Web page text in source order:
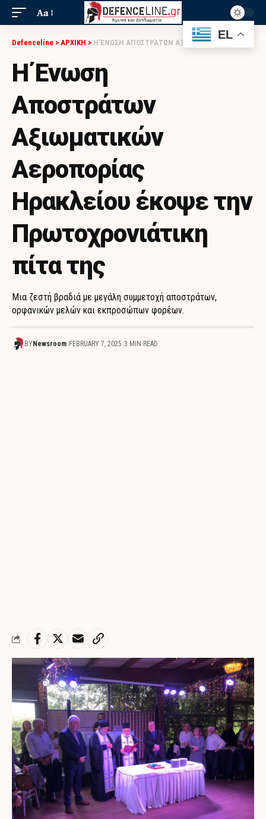
Aa
Defenceline > ΑΡΧΙΚΗ > Η ΈΝΩΣΗ ΑΠΟΣΤΡΆΤΩΝ ΑΞΙΩΜΑΤΙΚΏΝ ΑΕΡΟΠΟΡΊΑΣ ΗΡΑΚΛΕΊΟΥ ΈΚΟΨΕ ΤΗΝ ΠΡΩΤΟΧΡΟΝΙΆΤΙΚΗ ΠΊΤΑ ΤΗΣ
Η Ένωση
Αποστράτων
Αξιωματικών
Αεροπορίας
Ηρακλείου έκοψε την
Πρωτοχρονιάτικη
πίτα της
Μια ζεστή βραδιά με μεγάλη συμμετοχή αποστράτων,
ορφανικών μελών και εκπροσώπων φορέων.
BY Newsroom FEBRUARY 7, 2025 3 MIN READ
EL